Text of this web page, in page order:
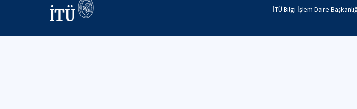
İTÜ Bilgi İşlem Daire